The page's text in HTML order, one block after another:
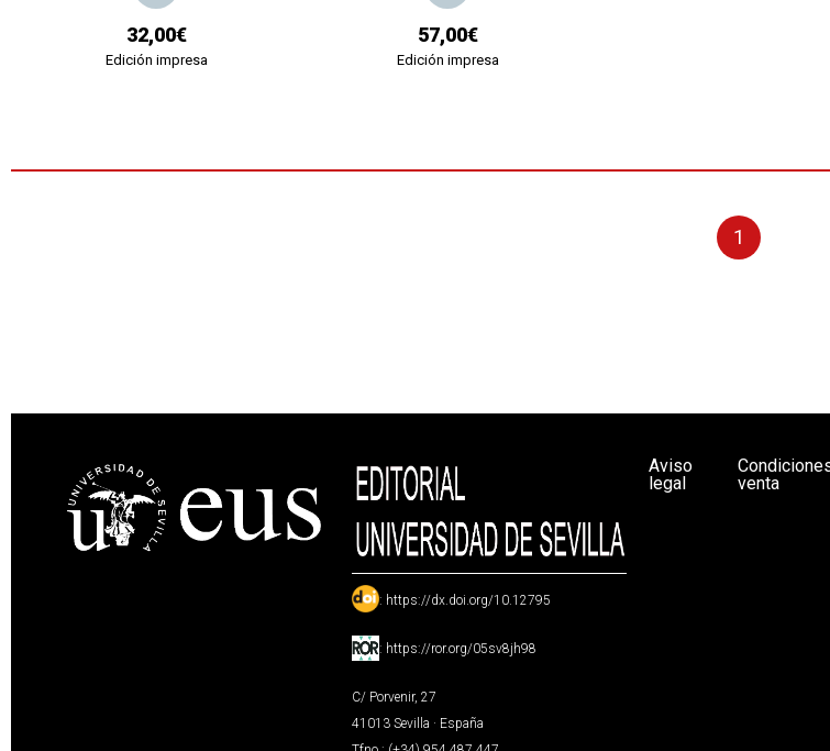
32,00€
Edición impresa
57,00€
Edición impresa
1
: https://dx.doi.org/10.12795
: https://ror.org/05sv8jh98
C/ Porvenir, 27
41013 Sevilla · España
Aviso
legal
venta